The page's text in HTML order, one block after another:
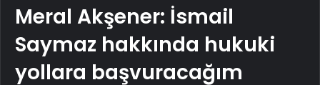
Meral Akşener: İsmail
Saymaz hakkında hukuki
yollara başvuracağım